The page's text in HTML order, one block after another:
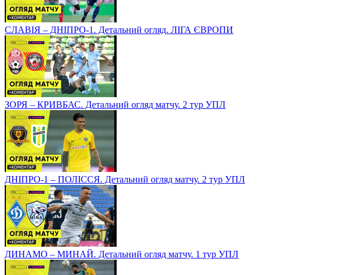
СЛАВІЯ – ДНІПРО-1. Детальний огляд. ЛІГА ЄВРОПИ
ЗОРЯ – КРИВБАС. Детальний огляд матчу. 2 тур УПЛ
ДНІПРО-1 – ПОЛІССЯ. Детальний огляд матчу. 2 тур УПЛ
ДИНАМО – МИНАЙ. Детальний огляд матчу. 1 тур УПЛ